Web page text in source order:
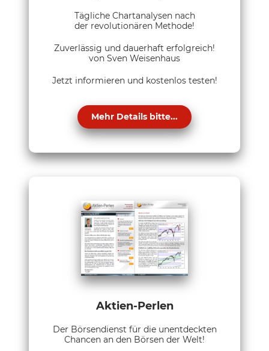
Tägliche Chartanalysen nach
der revolutionären Methode!
Zuverlässig und dauerhaft erfolgreich!
von Sven Weisenhaus
Jetzt informieren und kostenlos testen!
Mehr Details bitte...
Aktien-Perlen
Der Börsendienst für die unentdeckten
Chancen an den Börsen der Welt!